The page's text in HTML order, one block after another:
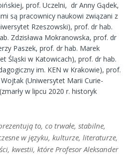
prof. Uczelni, dr Anny Gądek,
są pracownicy naukowi związani z
Rzeszowski), prof. dr hab.
Zdzisława Mokranowska, prof. dr
Paszek, prof. dr hab. Marek
Śląski w Katowicach), prof. dr hab.
im. KEN w Krakowie), prof.
(Uniwersytet Marii Curie-
w lipcu 2020 r. historyk
to, co trwałe, stabilne,
w języku, kulturze, literaturze,
kwestii, które Profesor Aleksander